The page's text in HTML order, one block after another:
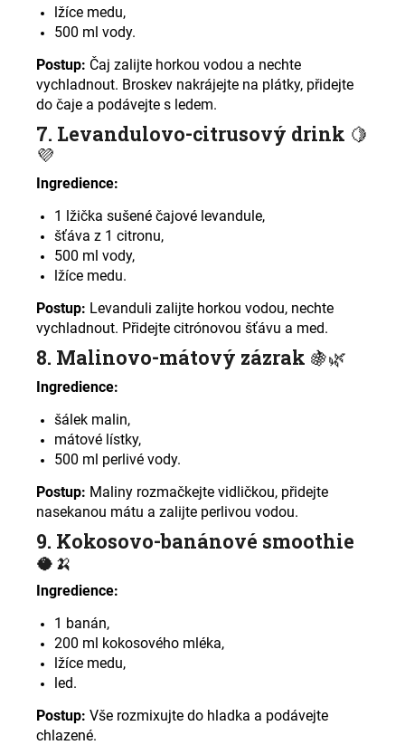
lžíce medu,
500 ml vody.
Postup: Čaj zalijte horkou vodou a nechte
vychladnout. Broskev nakrájejte na plátky, přidejte
do čaje a podávejte s ledem.
7. Levandulovo-citrusový drink 🍋
💜
Ingredience:
1 lžička sušené čajové levandule,
šťáva z 1 citronu,
500 ml vody,
lžíce medu.
Postup: Levanduli zalijte horkou vodou, nechte
vychladnout. Přidejte citrónovou šťávu a med.
8. Malinovo-mátový zázrak 🍇🌿
Ingredience:
šálek malin,
mátové lístky,
500 ml perlivé vody.
Postup: Maliny rozmačkejte vidličkou, přidejte
nasekanou mátu a zalijte perlivou vodou.
9. Kokosovo-banánové smoothie
🥥🍌
Ingredience:
1 banán,
200 ml kokosového mléka,
lžíce medu,
led.
Postup: Vše rozmixujte do hladka a podávejte
chlazené.